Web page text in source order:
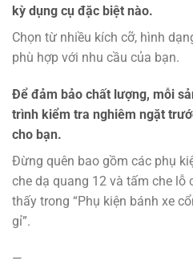
kỳ dụng cụ đặc biệt nào.
Chọn từ nhiều kích cỡ, hình
phù hợp với nhu cầu của bạn.
Để đảm bảo chất lượng, mỗi
trình kiểm tra nghiêm ngặt
cho bạn.
Đừng quên bao gồm các phụ
che dạ quang 12 và tấm che
thấy trong “Phụ kiện bánh xe
gỉ”.
—